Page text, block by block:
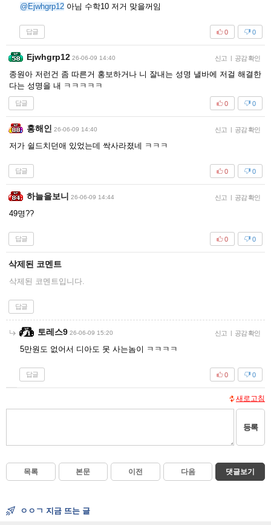
@Ejwhgrp12 아님 수학10 저거 맞을꺼임
답글 0
0
Ejwhgrp12 26-06-09 14:40 신고 공감 확인
종원아 저런건 좀 따른거 홍보하거나 니 잘내는 성명 낼바에 저걸 해결한
다는 성명을 내 ㅋㅋㅋㅋㅋ
답글 0
0
홍해인 26-06-09 14:40 신고 공감 확인
저가 쉴드치던애 있었는데 싹사라졌네 ㅋㅋㅋ
답글 0
0
하늘을보니 26-06-09 14:44 신고 공감 확인
49명??
답글 0
0
삭제된 코멘트
삭제된 코멘트입니다.
답글
토레스9 26-06-09 15:20 신고 공감 확인
5만원도 없어서 디아도 못 사는놈이 ㅋㅋㅋㅋ
답글 0
0
새로고침
등록
목록 본문 이전 다음 댓글보기
ㅇㅇㄱ 지금 뜨는 글